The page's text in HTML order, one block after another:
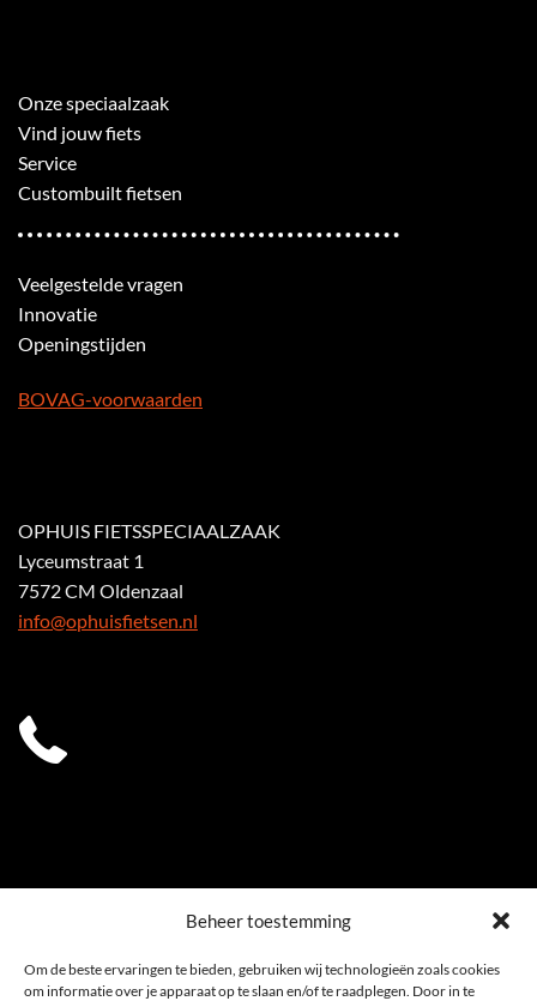
Beheer toestemming
Om de beste ervaringen te bieden, gebruiken wij technologieën zoals cookies
om informatie over je apparaat op te slaan en/of te raadplegen. Door in te
Onze speciaalzaak
Vind jouw fiets
Service
Custombuilt fietsen
Veelgestelde vragen
Innovatie
Openingstijden
BOVAG-voorwaarden
OPHUIS FIETSSPECIAALZAAK
Lyceumstraat 1
7572 CM Oldenzaal
info@ophuisfietsen.nl
0541 539 353